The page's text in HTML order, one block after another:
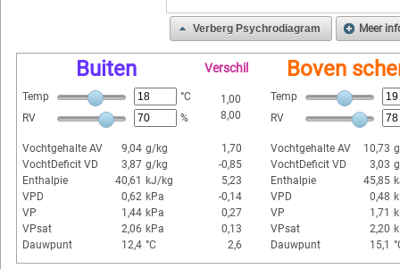
Verberg Psychrodiagram Meer
Buiten Verschil Boven
Temp
°C
RV
%
1,00
8,00
Temp
RV
Vochtgehalte AV 9,04 g/kg
VochtDeficit VD
3,87 g/kg
Enthalpie
40,61
kJ/kg
VPD
0,62 kPa
VP
1,44 kPa
VPsat
2,06 kPa
Dauwpunt
12,4 °C
1,70
-0,85
5,23
-0,14
0,27
0,13
2,6
Vochtgehalte AV 10,73
VochtDeficit VD
3,03
Enthalpie
45,85
VPD
0,48
VP
1,71
VPsat
2,20
Dauwpunt
15,1